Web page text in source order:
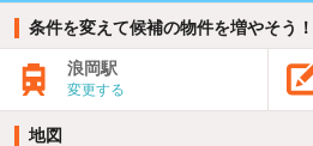
条件を変えて候補の物件を増やそう！
浪岡駅
変更する
地図